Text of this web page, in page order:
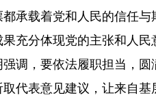
承载着党和人民的信任
充分体现党的主张和人民
强调，要依法履职担当，
代表意见建议，让来自